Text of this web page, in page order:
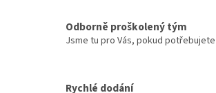
Odborně proškolený tým
Jsme tu pro Vás, pokud
Rychlé dodání